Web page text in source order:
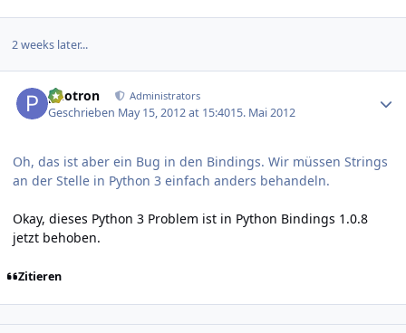
2 weeks later...
photron Administrators
Geschrieben May 15, 2012 at 15:4015. Mai 2012
Oh, das ist aber ein Bug in den Bindings. Wir müssen Strings
an der Stelle in Python 3 einfach anders behandeln.
Okay, dieses Python 3 Problem ist in Python Bindings 1.0.8
jetzt behoben.
Zitieren